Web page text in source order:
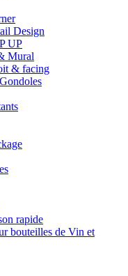
Design
UP
Mural
& facing
rapide
bouteilles de Vin et